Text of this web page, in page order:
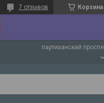
Корзина
7 отзывов
партизанский